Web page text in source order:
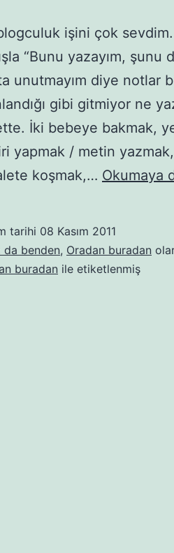
işini çok
“Bunu yazayım,
unutmayım diye notlar
gibi gitmiyor ne
İki bebeye bakmak,
yapmak / metin
koşmak,… Okumaya
tarihi 08 Kasım 2011
da benden, Oradan buradan
buradan ile etiketlenmiş